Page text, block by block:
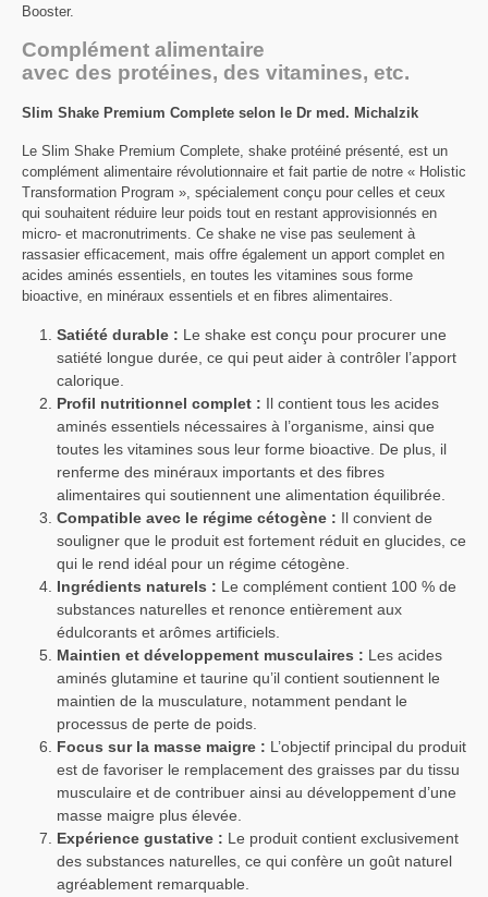
Booster.
Complément alimentaire
avec des protéines, des vitamines, etc.
Slim Shake Premium Complete selon le Dr med. Michalzik
Le Slim Shake Premium Complete, shake protéiné présenté, est un
complément alimentaire révolutionnaire et fait partie de notre « Holistic
Transformation Program », spécialement conçu pour celles et ceux
qui souhaitent réduire leur poids tout en restant approvisionnés en
micro- et macronutriments. Ce shake ne vise pas seulement à
rassasier efficacement, mais offre également un apport complet en
acides aminés essentiels, en toutes les vitamines sous forme
bioactive, en minéraux essentiels et en fibres alimentaires.
Satiété durable : Le shake est conçu pour procurer une
satiété longue durée, ce qui peut aider à contrôler l’apport
calorique.
Profil nutritionnel complet : Il contient tous les acides
aminés essentiels nécessaires à l’organisme, ainsi que
toutes les vitamines sous leur forme bioactive. De plus, il
renferme des minéraux importants et des fibres
alimentaires qui soutiennent une alimentation équilibrée.
Compatible avec le régime cétogène : Il convient de
souligner que le produit est fortement réduit en glucides, ce
qui le rend idéal pour un régime cétogène.
Ingrédients naturels : Le complément contient 100 % de
substances naturelles et renonce entièrement aux
édulcorants et arômes artificiels.
Maintien et développement musculaires : Les acides
aminés glutamine et taurine qu’il contient soutiennent le
maintien de la musculature, notamment pendant le
processus de perte de poids.
Focus sur la masse maigre : L’objectif principal du produit
est de favoriser le remplacement des graisses par du tissu
musculaire et de contribuer ainsi au développement d’une
masse maigre plus élevée.
Expérience gustative : Le produit contient exclusivement
des substances naturelles, ce qui confère un goût naturel
agréablement remarquable.